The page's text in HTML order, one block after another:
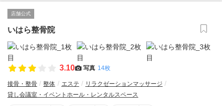
店舗公式
いはら整骨院
3.10 写真 14枚
接骨・整骨 整体 エステ
リラクゼーションマッサージ
貸し会議室・イベントホール・レンタルスペース